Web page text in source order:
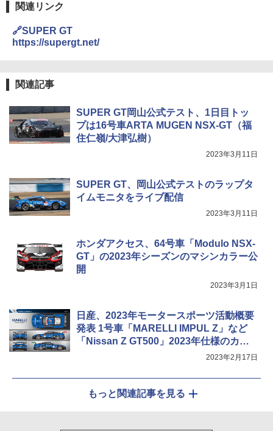
関連リンク
🔗SUPER GT
https://supergt.net/
関連記事
SUPER GT岡山公式テスト、1日目トッ
プは16号車ARTA MUGEN NSX-GT（福
住仁嶺/大津弘樹）
2023年3月11日
SUPER GT、岡山公式テストのラップタ
イムモニタをライブ配信
2023年3月11日
ホンダアクセス、64号車「Modulo NSX-
GT」の2023年シーズンのマシンカラー公
開
2023年3月1日
日産、2023年モータースポーツ活動概要
発表 1号車「MARELLI IMPUL Z」など
「Nissan Z GT500」2023年仕様のカラ
2023年2月17日
もっと関連記事を見る